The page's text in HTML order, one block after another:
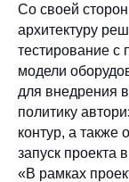
Со своей
архитектуру
тестирование с
модели
для внедрения
политику
контур, а также
запуск проекта
«В рамках